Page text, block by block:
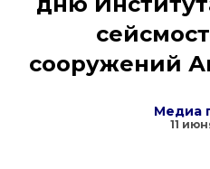
сооружений
Медиа
11